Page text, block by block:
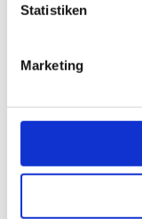
Statistiken
Marketing